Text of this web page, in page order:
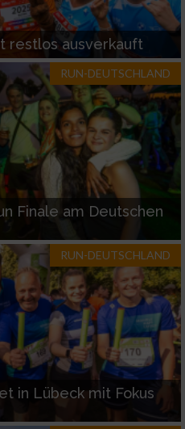
restlos ausverkauft
RUN-DEUTSCHLAND
Finale am Deutschen
RUN-DEUTSCHLAND
in Lübeck mit Fokus